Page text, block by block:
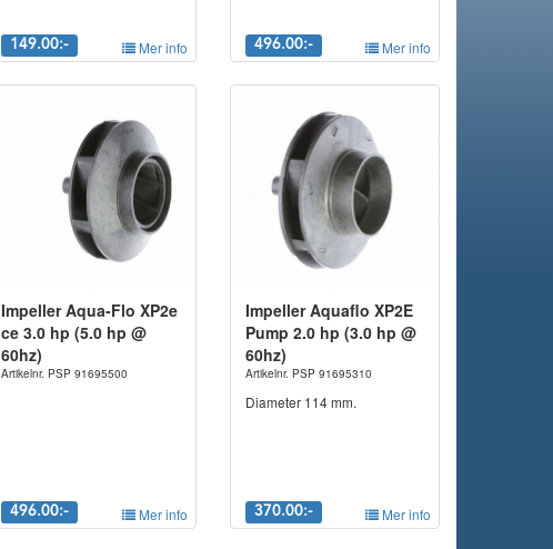
149.00:- Mer info 496.00:- Mer info
Impeller Aqua-Flo XP2e
ce 3.0 hp (5.0 hp @
60hz)
Artikelnr. PSP 91695500
496.00:- Mer info
Impeller Aquaflo XP2E
Pump 2.0 hp (3.0 hp @
60hz)
Artikelnr. PSP 91695310
Diameter 114 mm.
370.00:- Mer info